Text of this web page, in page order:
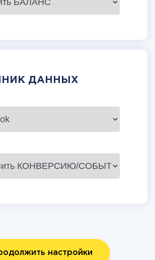
ДАННЫХ
настройки